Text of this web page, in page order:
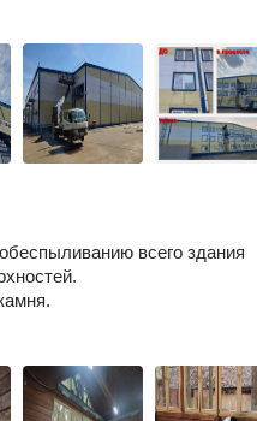
всего здания